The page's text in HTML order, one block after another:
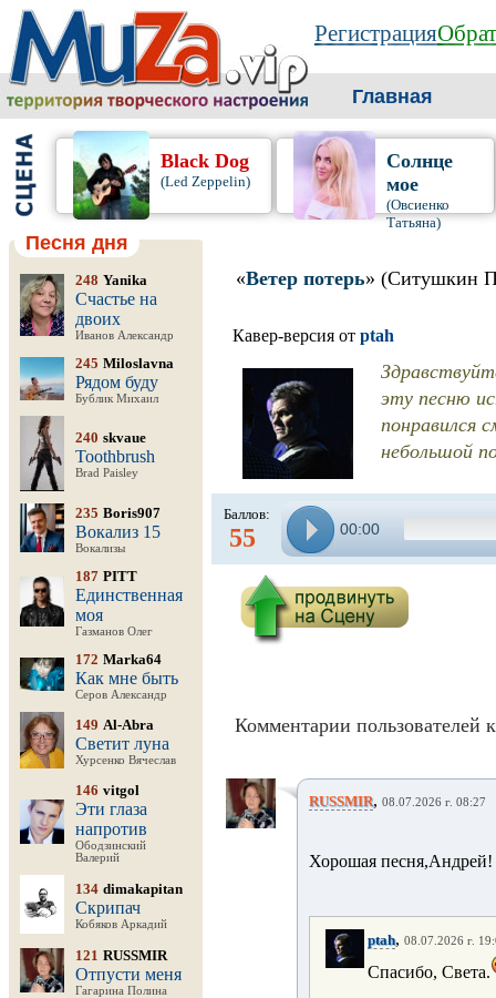
Регистрация
Главная
Black Dog
(Led Zeppelin)
Солнце
мое
(Овсиенко
Татьяна)
Песня дня
248 Yanika
Счастье на
двоих
Иванов Александр
245 Miloslavna
Рядом буду
Бублик Михаил
240 skvaue
Toothbrush
Brad Paisley
235 Boris907
Вокализ 15
Вокализы
187 PITT
Единственная
моя
Газманов Олег
172 Marka64
Как мне быть
Серов Александр
149 Al-Abra
Светит луна
Хурсенко Вячеслав
146 vitgol
Эти глаза
напротив
Ободзинский
Валерий
134 dimakapitan
Скрипач
Кобяков Аркадий
121 RUSSMIR
Отпусти меня
Гагарина Полина
«Ветер потерь» (Ситушкин
Кавер-версия от ptah
эту песню
понравился
небольшой
Баллов:
55 00:00
Комментарии пользователей
RUSSMIR, 08.07.2026 г. 08:27
Хорошая
ptah, 08.07.2026 г.
Спасибо, Света.